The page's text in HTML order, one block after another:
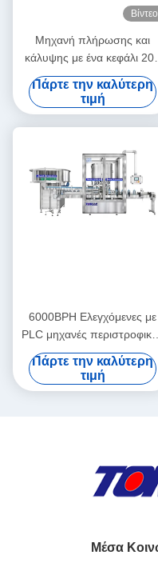
Βίντεο
Μηχανή πλήρωσης και
κάλυψης με ένα κεφάλι 20L
800BPH
Πάρτε την καλύτερη
τιμή
6000BPH Ελεγχόμενες με
PLC μηχανές περιστροφικής
κάλυψης 8 10 12 κεφάλια
Πάρτε την καλύτερη
τιμή
Μέσα